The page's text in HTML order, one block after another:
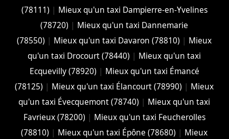
(78111) | Mieux qu'un taxi Dampierre-en-Yvelines
(78720) | Mieux qu'un taxi Dannemarie
(78550) | Mieux qu'un taxi Davaron (78810) | Mieux
qu'un taxi Drocourt (78440) | Mieux qu'un taxi
Ecquevilly (78920) | Mieux qu'un taxi Émancé
(78125) | Mieux qu'un taxi Élancourt (78990) | Mieux
qu'un taxi Évecquemont (78740) | Mieux qu'un taxi
Favrieux (78200) | Mieux qu'un taxi Feucherolles
(78810) | Mieux qu'un taxi Épône (78680) | Mieux